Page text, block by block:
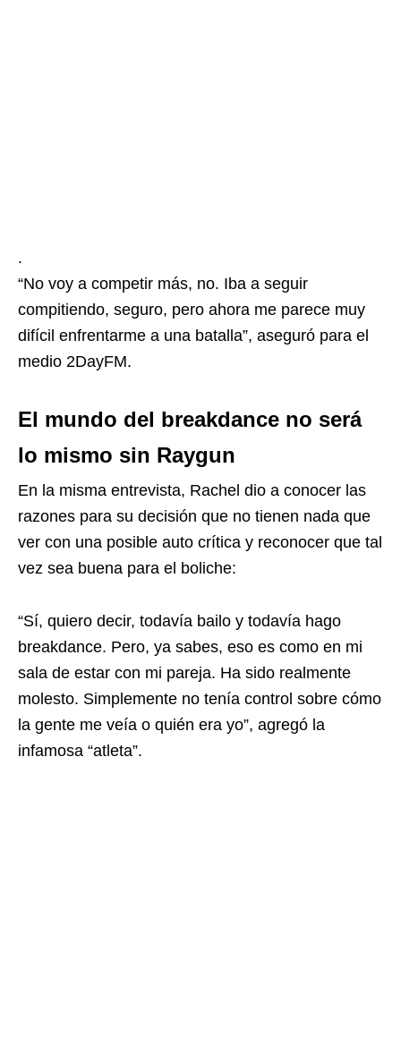
.
“No voy a competir más, no. Iba a seguir
compitiendo, seguro, pero ahora me parece muy
difícil enfrentarme a una batalla”, aseguró para el
medio 2DayFM.
El mundo del breakdance no será
lo mismo sin Raygun
En la misma entrevista, Rachel dio a conocer las
razones para su decisión que no tienen nada que
ver con una posible auto crítica y reconocer que tal
vez sea buena para el boliche:
“Sí, quiero decir, todavía bailo y todavía hago
breakdance. Pero, ya sabes, eso es como en mi
sala de estar con mi pareja. Ha sido realmente
molesto. Simplemente no tenía control sobre cómo
la gente me veía o quién era yo”, agregó la
infamosa “atleta”.